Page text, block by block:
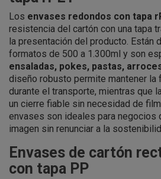
Los envases redondos con tapa
resistencia del cartón con una tapa
la presentación del producto. Están
formatos de 500 a 1.300ml y son
ensaladas, pokes, pastas,
diseño robusto permite mantener la
durante el transporte, mientras que
un cierre fiable sin necesidad de
envases son ideales para negocios
imagen sin renunciar a la
Envases de cartón
con tapa PP